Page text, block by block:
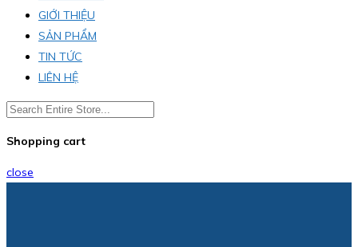
GIỚI THIỆU
SẢN PHẨM
TIN TỨC
LIÊN HỆ
Shopping cart
close